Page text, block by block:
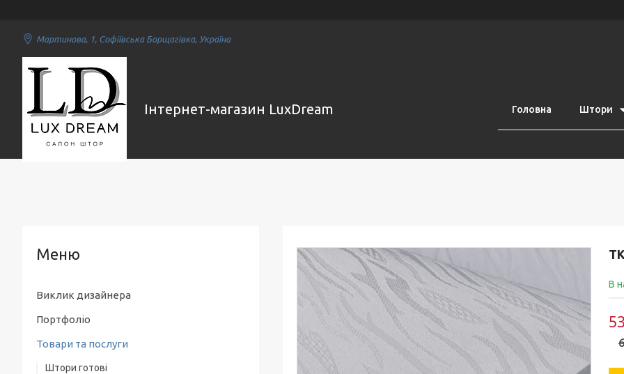
Мартинова, 1, Софіївська Борщагівка, Україна
Інтернет-магазин LuxDream Головна Штори
В
Виклик дизайнера
Портфоліо
Товари та послуги
Штори готові